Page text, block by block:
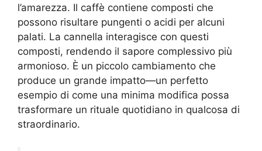
l’amarezza. Il caffè contiene composti che
possono risultare pungenti o acidi per alcuni
palati. La cannella interagisce con questi
composti, rendendo il sapore complessivo più
armonioso. È un piccolo cambiamento che
produce un grande impatto—un perfetto
esempio di come una minima modifica possa
trasformare un rituale quotidiano in qualcosa di
straordinario.